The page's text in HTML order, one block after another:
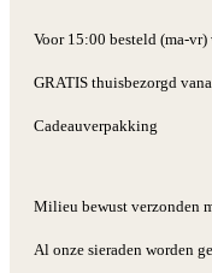
Voor 15:00 besteld (ma-vr)
GRATIS thuisbezorgd
Cadeauverpakking
Milieu bewust verzonden
Al onze sieraden worden